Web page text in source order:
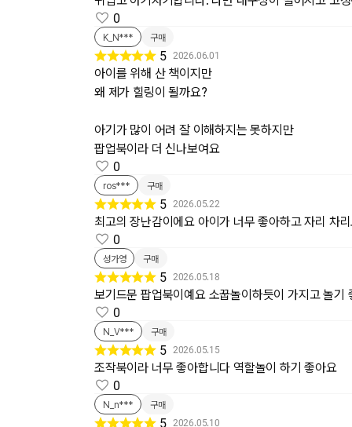
0
K_N*** 구매
5 2026.06.01
아이를 위해 산 책이지만
왜 제가 힐링이 될까요?
아기가 많이 어려 잘 이해하지는 못하지만
팝업북이라 더 신나보여요
0
ros*** 구매
5 2026.05.22
최고의 장난감이에요 아이가 너무 좋아하고 자리 차
0
성가영 구매
5 2026.05.18
보기드문 팝업북이예요 소꿉놀이하듯이 가지고 놀기
0
N_V*** 구매
5 2026.05.15
조작북이라 너무 좋아합니다 역할놀이 하기 좋아요
0
N_n*** 구매
5 2026.05.10